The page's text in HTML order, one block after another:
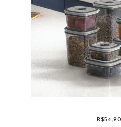
R$54,90